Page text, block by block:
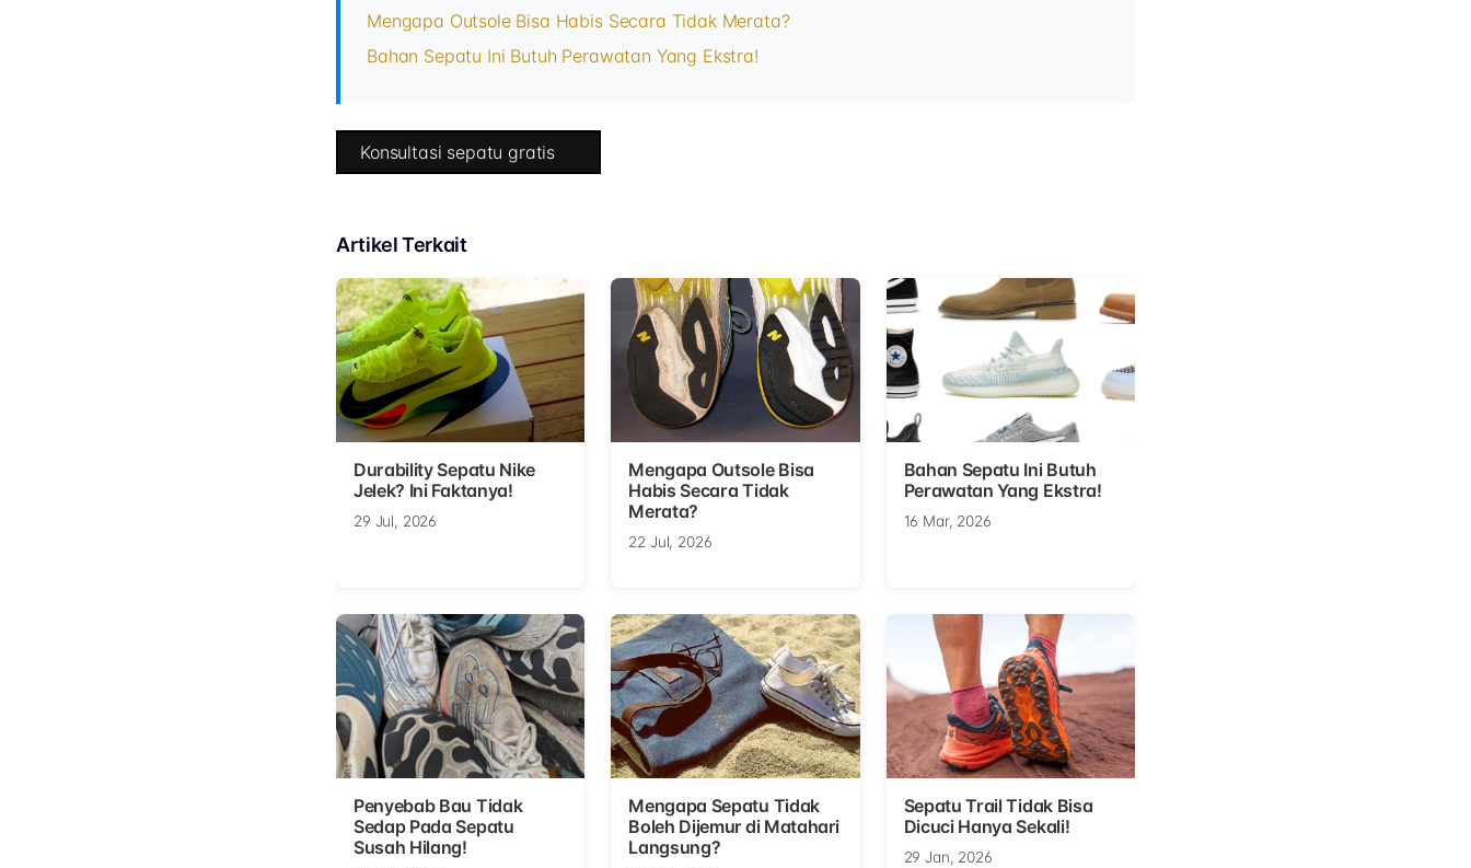
Mengapa Outsole Bisa Habis Secara Tidak Merata?
Bahan Sepatu Ini Butuh Perawatan Yang Ekstra!
Konsultasi sepatu gratis
Artikel Terkait
Durability Sepatu Nike
Jelek? Ini Faktanya!
29 Jul, 2026
Mengapa Outsole Bisa
Habis Secara Tidak
Merata?
22 Jul, 2026
Bahan Sepatu Ini Butuh
Perawatan Yang Ekstra!
16 Mar, 2026
Penyebab Bau Tidak
Sedap Pada Sepatu
Susah Hilang!
Mengapa Sepatu Tidak
Boleh Dijemur di Matahari
Langsung?
Sepatu Trail Tidak Bisa
Dicuci Hanya Sekali!
29 Jan, 2026